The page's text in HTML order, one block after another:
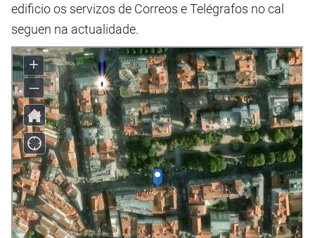
edificio os servizos de Correos e Telégrafos no cal
seguen na actualidade.